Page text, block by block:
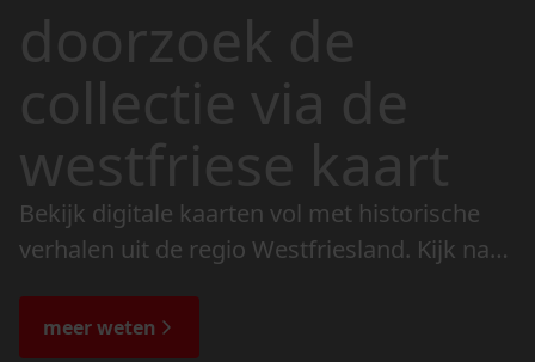
doorzoek de
collectie via de
westfriese kaart
Bekijk digitale kaarten vol met historische
verhalen uit de regio Westfriesland. Kijk naar
de bijzondere verhalen.
meer weten